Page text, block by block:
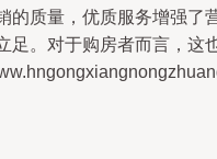
的质量，优质服务增强
足。对于购房者而言，这